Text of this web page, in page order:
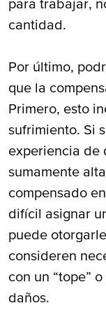
para trabajar,
cantidad.
Por último,
que la
Primero, esto
sufrimiento. Si
experiencia de
sumamente
compensado
difícil asignar
puede
consideren
con un “tope”
daños.